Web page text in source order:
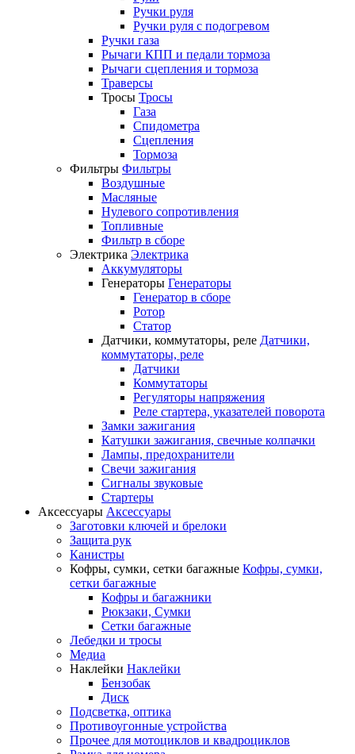
Ручки руля
Ручки руля с подогревом
Ручки газа
Рычаги КПП и педали тормоза
Рычаги сцепления и тормоза
Траверсы
Тросы Тросы
Газа
Спидометра
Сцепления
Тормоза
Фильтры Фильтры
Воздушные
Масляные
Нулевого сопротивления
Топливные
Фильтр в сборе
Электрика Электрика
Аккумуляторы
Генераторы Генераторы
Генератор в сборе
Ротор
Статор
Датчики, коммутаторы, реле Датчики,
коммутаторы, реле
Датчики
Коммутаторы
Регуляторы напряжения
Реле стартера, указателей поворота
Замки зажигания
Катушки зажигания, свечные колпачки
Лампы, предохранители
Свечи зажигания
Сигналы звуковые
Стартеры
Аксессуары Аксессуары
Заготовки ключей и брелоки
Защита рук
Канистры
Кофры, сумки, сетки багажные Кофры, сумки,
сетки багажные
Кофры и багажники
Рюкзаки, Сумки
Сетки багажные
Лебедки и тросы
Медиа
Наклейки Наклейки
Бензобак
Диск
Подсветка, оптика
Противоугонные устройства
Прочее для мотоциклов и квадроциклов